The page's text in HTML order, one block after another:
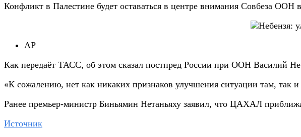
Конфликт в Палестине будет оставаться в центре внимания Совбеза ООН
AP
Как передаёт ТАСС, об этом сказал постпред России при ООН Василий
«К сожалению, нет как никаких признаков улучшения ситуации там, так
Ранее премьер-министр Биньямин Нетаньяху заявил, что ЦАХАЛ
Источник